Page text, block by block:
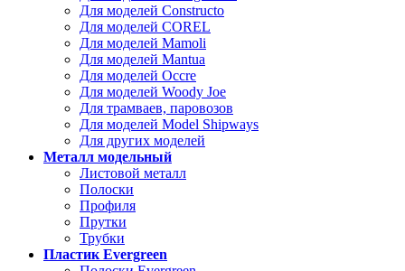
Для моделей Constructo
Для моделей COREL
Для моделей Mamoli
Для моделей Mantua
Для моделей Occre
Для моделей Woody Joe
Для трамваев, паровозов
Для моделей Model Shipways
Для других моделей
Металл модельный
Листовой металл
Полоски
Профиля
Прутки
Трубки
Пластик Evergreen